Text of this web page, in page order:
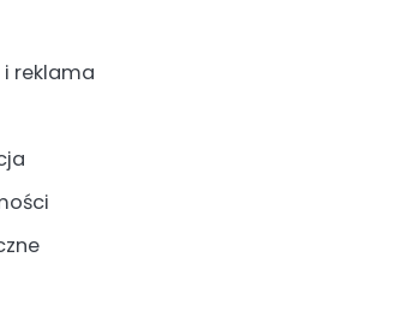
reklama